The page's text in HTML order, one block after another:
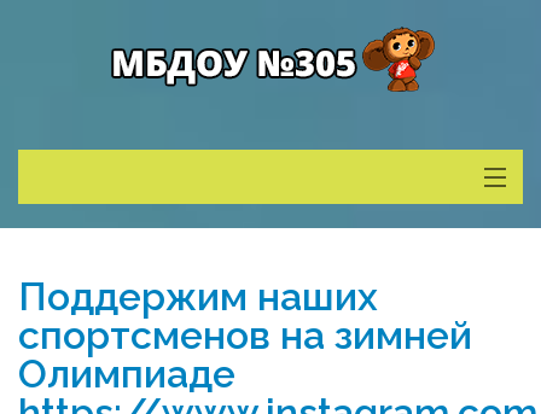
Деятельность
Родителям
Поддержим наших
спортсменов на зимней
Олимпиаде